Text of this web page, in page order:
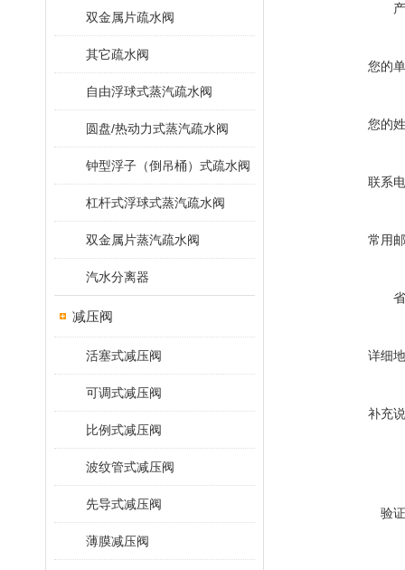
双金属片疏水阀
其它疏水阀
自由浮球式蒸汽疏水阀
圆盘/热动力式蒸汽疏水阀
钟型浮子（倒吊桶）式疏水阀
杠杆式浮球式蒸汽疏水阀
双金属片蒸汽疏水阀
汽水分离器
减压阀
活塞式减压阀
可调式减压阀
比例式减压阀
波纹管式减压阀
先导式减压阀
薄膜减压阀
您的
您的
联系
常用
详细
补充
验